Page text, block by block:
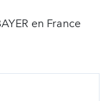
en France